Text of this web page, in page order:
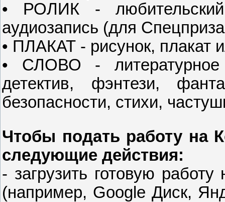
• РОЛИК - любительский
аудиозапись (для
• ПЛАКАТ - рисунок, плакат
• СЛОВО - литературное
детектив, фэнтези,
безопасности, стихи,
Чтобы подать работу на
следующие действия:
- загрузить готовую
(например, Google Диск,